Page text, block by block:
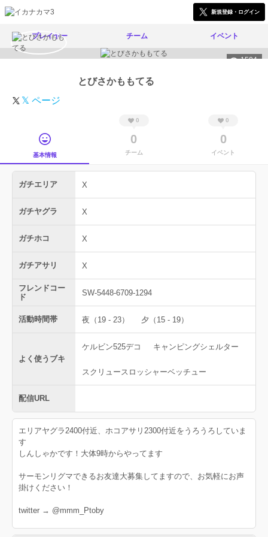
新規登録・ログイン
プレイヤー チーム イベント
1504
とびさかももてる
𝕏 ページ
基本情報
0
0
チーム
0
0
イベント
ガチエリア X
ガチヤグラ X
ガチホコ X
ガチアサリ X
フレンドコー
ド
SW-5448-6709-1294
活動時間帯 夜（19 - 23） 夕（15 - 19）
よく使うブキ
ケルビン525デコ キャンピングシェルター
スクリュースロッシャーベッチュー
配信URL
エリアヤグラ2400付近、ホコアサリ2300付近をうろうろしていま
す
しんしゃかです！大体9時からやってます
サーモンリグマできるお友達大募集してますので、お気軽にお声
掛けください！
twitter → @mmm_Ptoby